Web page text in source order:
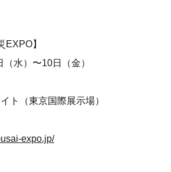
EXPO】
水）〜10日（金）
ト（東京国際展示場）
expo.jp/